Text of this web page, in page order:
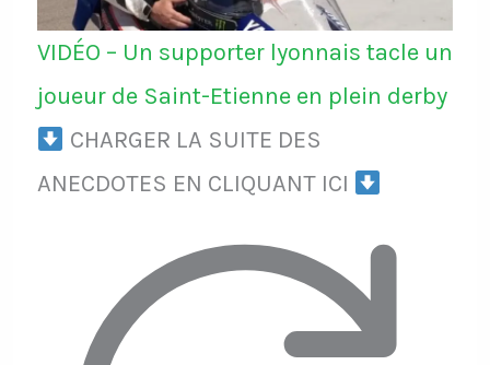
VIDÉO – Un supporter lyonnais tacle un
joueur de Saint-Etienne en plein derby
CHARGER LA SUITE DES
ANECDOTES EN CLIQUANT ICI